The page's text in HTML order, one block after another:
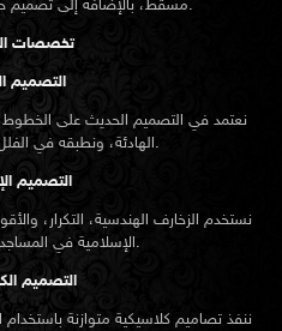
مسقط، بالإضافة إلى تصميم حدائق ومشاريع خارجية فاخرة.
تخصصات
التصميم
نعتمد في التصميم الحديث على الخطوط
الهادئة، ونطبقه في الفلل، المكاتب، والصالات.
التصميم
نستخدم الزخارف الهندسية، التكرار،
الإسلامية في المساجد، الفلل، والمطاعم.
التصميم
ننفذ تصاميم كلاسيكية متوازنة